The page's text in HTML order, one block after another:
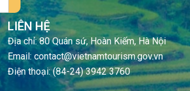
LIÊN HỆ
Địa chỉ: 80 Quán sứ, Hoàn Kiếm, Hà Nội
Email: contact@vietnamtourism.gov.vn
Điện thoại: (84-24) 3942 3760